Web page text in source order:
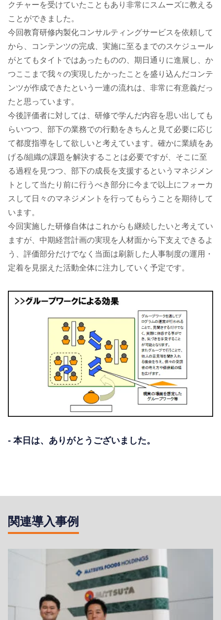
クチャーを受けていたこともあり非常にスムーズに教える
ことができました。
今回教育研修内製化コンサルティングサービスを依頼して
から、コンテンツの完成、実施に至るまでのスケジュール
がとてもタイトではあったものの、期日通りに進展し、か
つここまで我々の実現したかったことを盛り込んだコンテ
ンツが作成できたという一連の流れは、非常に有意義だっ
たと思っています。
今後評価者に対しては、研修で学んだ内容を思い出しても
らいつつ、部下の業務での行動をきちんと見て必要に応じ
て都度指導をして欲しいと考えています。確かに業績をあ
げる/組織の課題を解決することは必要ですが、そこに至
る過程を見つつ、部下の成長を支援するというマネジメン
トとして当たり前に行うべき部分に今まで以上にフォーカ
スして日々のマネジメントを行ってもらうことを期待して
います。
今回実施した研修自体はこれからも継続したいと考えてい
ますが、中期経営計画の実現を人材面から下支えできるよ
う、評価部分だけでなく当面は刷新した人事制度の運用・
定着を見据えた活動全体に注力していく予定です。
- 本日は、ありがとうございました。
関連導入事例